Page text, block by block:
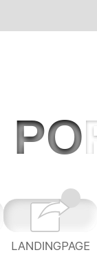
PO
LANDINGPAGE